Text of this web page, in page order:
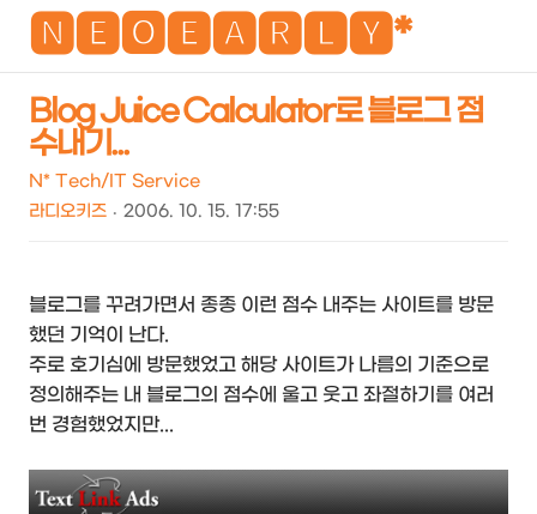
🅽🅴🅾🅴🅰🆁🅻🆈*
Blog Juice Calculator로 블로그 점
수내기...
N* Tech/IT Service
라디오키즈
2006. 10. 15. 17:55
블로그를 꾸려가면서 종종 이런 점수 내주는 사이트를 방문
했던 기억이 난다.
주로 호기심에 방문했었고 해당 사이트가 나름의 기준으로
정의해주는 내 블로그의 점수에 울고 웃고 좌절하기를 여러
번 경험했었지만...